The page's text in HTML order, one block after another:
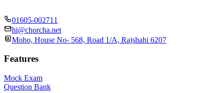
01605-002711
hi@chorcha.net
Moho, House No- 568, Road 1/A, Rajshahi 6207
Features
Mock Exam
Question Bank